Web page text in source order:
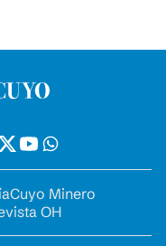
Cuyo Minero
OH